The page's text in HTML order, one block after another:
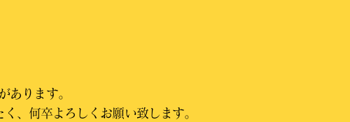
あります。
、何卒よろしくお願い致します。